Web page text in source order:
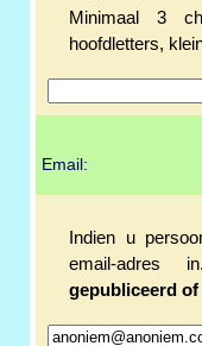
Minimaal 3
hoofdletters,
Email:
Indien u
email-
gepubliceerd